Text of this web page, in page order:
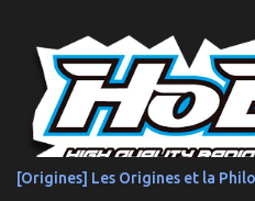
suréquipé, l’Ascent-18 Brushless
d’un modèle 1/10. Parfait pour
parcours en extérieur, il mêle
Moteur brushless 3450kv + ESC
HX-M4K Suspensions à huile
Roulements à billes, visserie hex,
portiques avec pignons en métal
[Origines] Les Origines et la